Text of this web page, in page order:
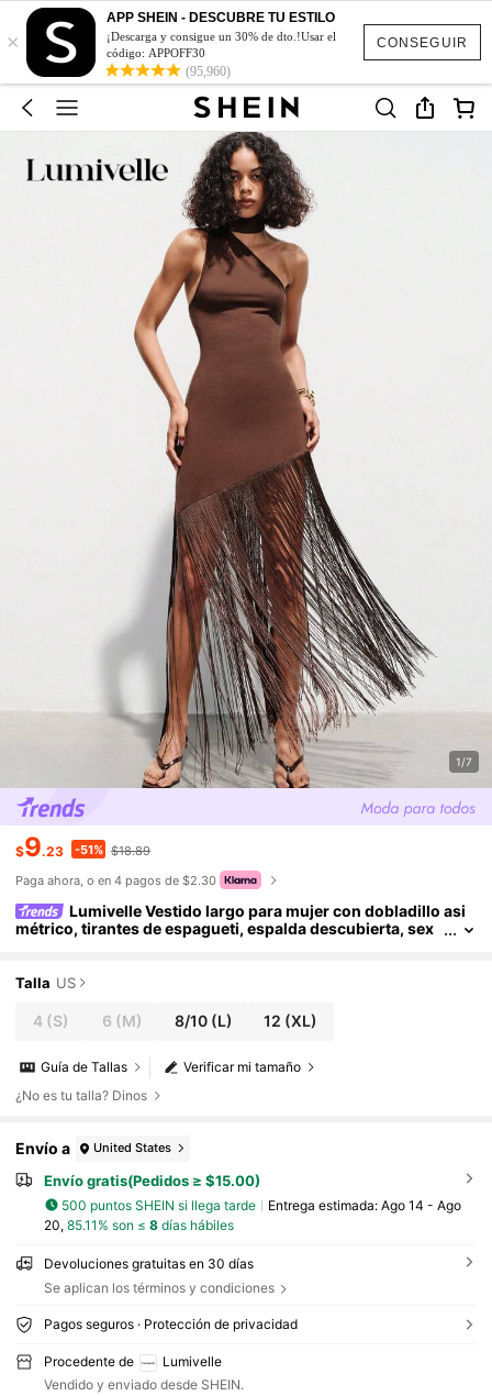
CONSEGUIR
×
APP SHEIN - DESCUBRE TU ESTILO
¡Descarga y consigue un 30% de dto.!Usar el
código: APPOFF30
(95,960)
1/7
$9.23 -51% $18.89
Paga ahora, o en 4 pagos de $2.30
Lumivelle Vestido largo para mujer con dobladillo asi
métrico, tirantes de espagueti, espalda descubierta, sex
Talla US
4 (S) 6 (M) 8/10(L) 12 (XL)
Verificar mi tamaño
Guía de Tallas
¿No es tu talla? Dinos
Envío a United States
Envío gratis(Pedidos ≥ $15.00)
500 puntos SHEIN si llega tarde Entrega estimada: Ago 14 - Ago
20, 85.11% son ≤ 8días hábiles
Devoluciones gratuitas en 30 días
Se aplican los términos y condiciones
Pagos seguros · Protección de privacidad
Procedente de
Lumivelle
Vendido y enviado desde SHEIN.